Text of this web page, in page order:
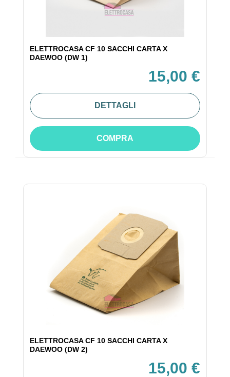
ELETTROCASA CF 10 SACCHI CARTA X
DAEWOO (DW 1)
15,00 €
DETTAGLI
COMPRA
ELETTROCASA CF 10 SACCHI CARTA X
DAEWOO (DW 2)
15,00 €